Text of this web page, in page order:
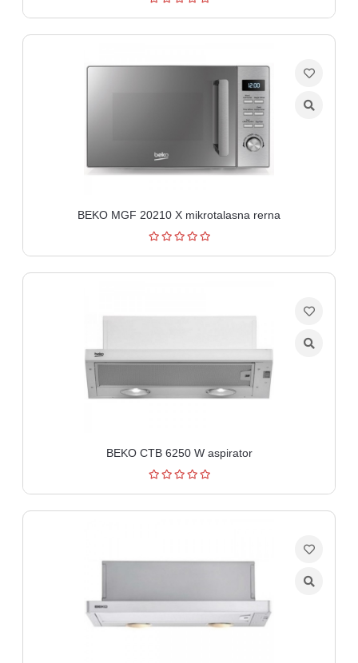
BEKO MGF 20210 X mikrotalasna rerna
BEKO CTB 6250 W aspirator